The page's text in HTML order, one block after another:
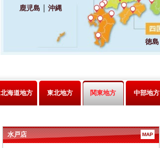
北海道地方 東北地方 関東地方 中部地方
水戸店 MAP